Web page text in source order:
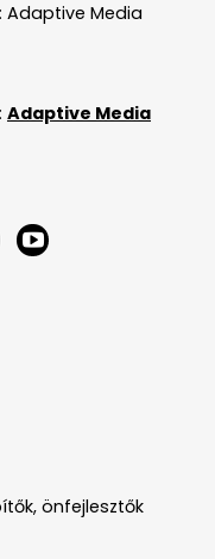
Adaptive Media
Adaptive Media
önfejlesztők